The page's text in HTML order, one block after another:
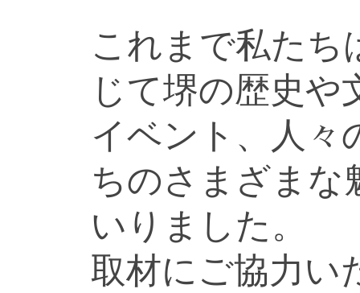
これまで私たち
じて堺の歴史や
イベント、人々
ちのさまざまな
いりました。
取材にご協力い